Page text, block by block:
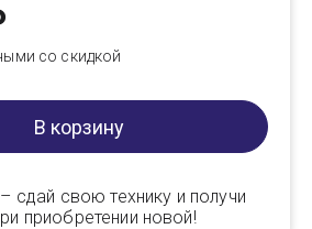
со скидкой
В корзину
– сдай свою технику и получи
приобретении новой!